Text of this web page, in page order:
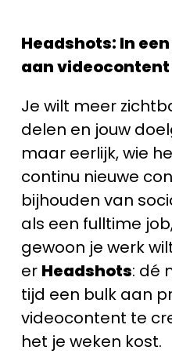
Headshots: In
aan videocontent
Je wilt meer
delen en jouw
maar eerlijk, wie
continu nieuwe
bijhouden van
als een fulltime
gewoon je werk
er Headshots: dé
tijd een bulk aan
videocontent te
het je weken kost.